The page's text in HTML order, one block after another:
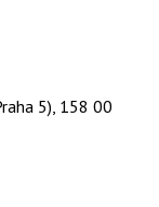
5), 158 00